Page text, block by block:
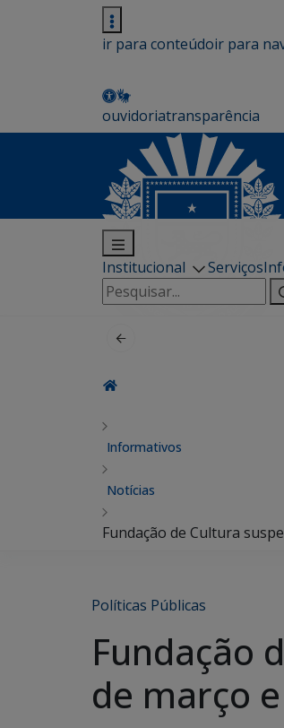
ir para conteúdoir para
ouvidoriatransparência
Institucional Serviços
Pesquisar
por:
Informativos
Notícias
Fundação de Cultura
Políticas Públicas
Fundação
de março